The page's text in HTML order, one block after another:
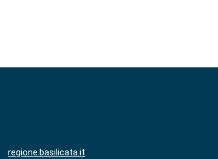
regione.basilicata.it